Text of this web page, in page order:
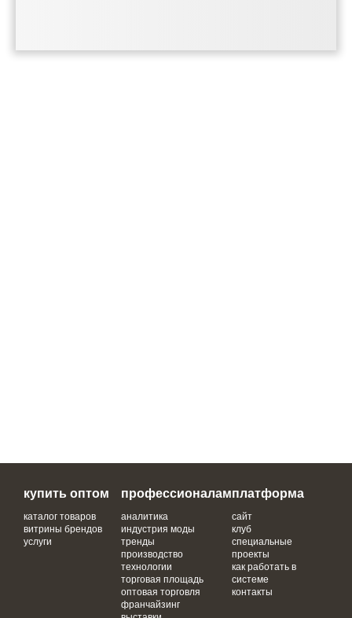
купить оптом
каталог товаров
витрины брендов
услуги
профессионалам
аналитика
индустрия моды
тренды
производство
технологии
торговая площадь
оптовая торговля
франчайзинг
платформа
сайт
клуб
специальные
проекты
как работать в
системе
контакты